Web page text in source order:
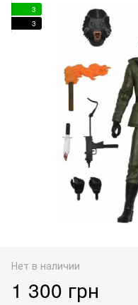
3
3
Нет в наличии
1 300 грн